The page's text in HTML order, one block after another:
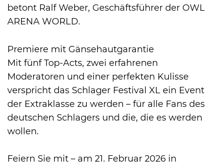
betont Ralf Weber, Geschäftsführer der OWL
ARENA WORLD.
Premiere mit Gänsehautgarantie
Mit fünf Top-Acts, zwei erfahrenen
Moderatoren und einer perfekten Kulisse
verspricht das Schlager Festival XL ein Event
der Extraklasse zu werden – für alle Fans des
deutschen Schlagers und die, die es werden
wollen.
Feiern Sie mit – am 21. Februar 2026 in